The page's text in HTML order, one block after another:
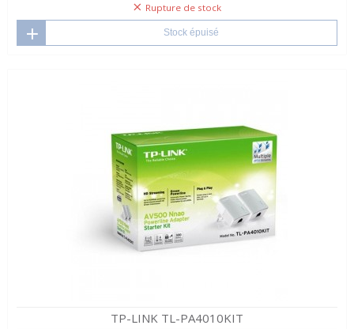
Rupture de stock
Stock épuisé
TP-LINK TL-PA4010KIT